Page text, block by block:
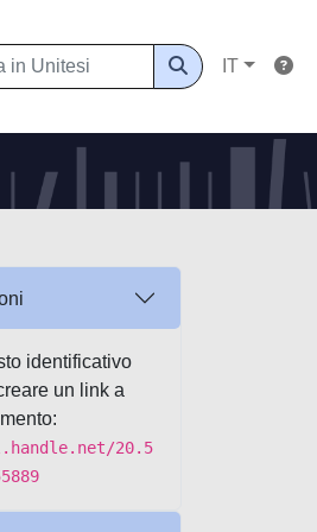
IT
identificativo
un link a
20.5